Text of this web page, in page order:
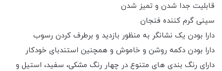
قابلیت جدا شدن و تمیز شدن
سینی گرم کننده فنجان
دارا بودن یک نشانگر به منظور بازدید و برطرف کردن رسوب
دارا بودن دکمه روشن و خاموش و همچنین استندبای خودکار
دارای رنگ بندی های متنوع در چهار رنگ مشکی، سفید، استیل و